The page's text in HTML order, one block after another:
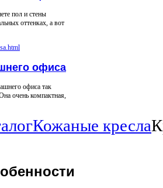
пол и стены
оттенках, а вот
офиса
офиса так
очень компактная,
Кожаные кресла